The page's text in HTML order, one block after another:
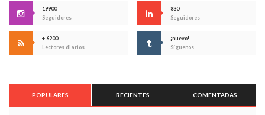
19900
Seguidores
830
Seguidores
+ 6200
Lectores diarios
¡nuevo!
Síguenos
POPULARES RECIENTES COMENTADAS